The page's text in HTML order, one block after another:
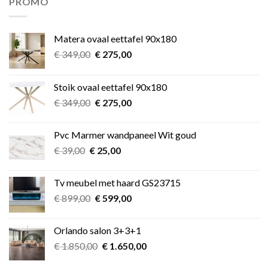
Matera ovaal eettafel 90x180
€349,00 Oorspronkelijke
€ 349,00.
€275,00Huidige
€ 275,00.
Stoik ovaal eettafel 90x180
€349,00 Oorspronkelijke
€ 349,00.
€275,00Huidige
€ 275,00.
Pvc Marmer wandpaneel Wit goud
€39,00 Oorspronkelijke
€ 39,00.
€25,00Huidige
€ 25,00.
Tv meubel met haard GS23715
€899,00 Oorspronkelijke
€ 899,00.
€599,00Huidige
€ 599,00.
Orlando salon 3+3+1
€1.850,00 Oorspronkelijke
€1.650,00Huidige